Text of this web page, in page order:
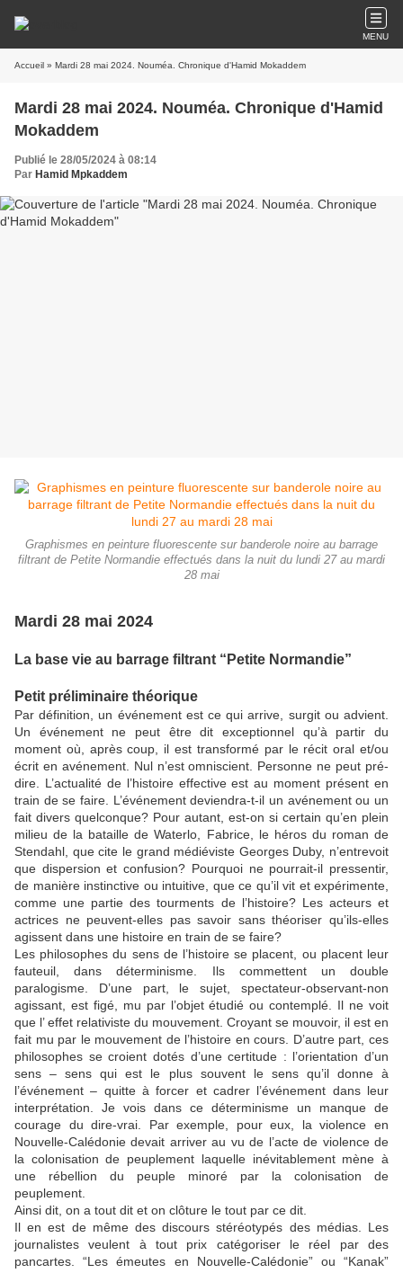
MENU
Accueil » Mardi 28 mai 2024. Nouméa. Chronique d'Hamid Mokaddem
Mardi 28 mai 2024. Nouméa. Chronique d'Hamid
Mokaddem
Publié le 28/05/2024 à 08:14
Par Hamid Mpkaddem
Graphismes en peinture fluorescente sur banderole noire au barrage
filtrant de Petite Normandie effectués dans la nuit du lundi 27 au mardi
28 mai
Mardi 28 mai 2024
La base vie au barrage filtrant “Petite Normandie”
Petit préliminaire théorique
Par définition, un événement est ce qui arrive, surgit ou advient.
Un événement ne peut être dit exceptionnel qu’à partir du
moment où, après coup, il est transformé par le récit oral et/ou
écrit en avénement. Nul n’est omniscient. Personne ne peut pré-
dire. L’actualité de l’histoire effective est au moment présent en
train de se faire. L’événement deviendra-t-il un avénement ou un
fait divers quelconque? Pour autant, est-on si certain qu’en plein
milieu de la bataille de Waterlo, Fabrice, le héros du roman de
Stendahl, que cite le grand médiéviste Georges Duby, n’entrevoit
que dispersion et confusion? Pourquoi ne pourrait-il pressentir,
de manière instinctive ou intuitive, que ce qu’il vit et expérimente,
comme une partie des tourments de l’histoire? Les acteurs et
actrices ne peuvent-elles pas savoir sans théoriser qu’ils-elles
agissent dans une histoire en train de se faire?
Les philosophes du sens de l’histoire se placent, ou placent leur
fauteuil, dans déterminisme. Ils commettent un double
paralogisme. D’une part, le sujet, spectateur-observant-non
agissant, est figé, mu par l’objet étudié ou contemplé. Il ne voit
que l’ effet relativiste du mouvement. Croyant se mouvoir, il est en
fait mu par le mouvement de l’histoire en cours. D’autre part, ces
philosophes se croient dotés d’une certitude : l’orientation d’un
sens – sens qui est le plus souvent le sens qu’il donne à
l’événement – quitte à forcer et cadrer l’événement dans leur
interprétation. Je vois dans ce déterminisme un manque de
courage du dire-vrai. Par exemple, pour eux, la violence en
Nouvelle-Calédonie devait arriver au vu de l’acte de violence de
la colonisation de peuplement laquelle inévitablement mène à
une rébellion du peuple minoré par la colonisation de
peuplement.
Ainsi dit, on a tout dit et on clôture le tout par ce dit.
Il en est de même des discours stéréotypés des médias. Les
journalistes veulent à tout prix catégoriser le réel par des
pancartes. “Les émeutes en Nouvelle-Calédonie” ou “Kanak”